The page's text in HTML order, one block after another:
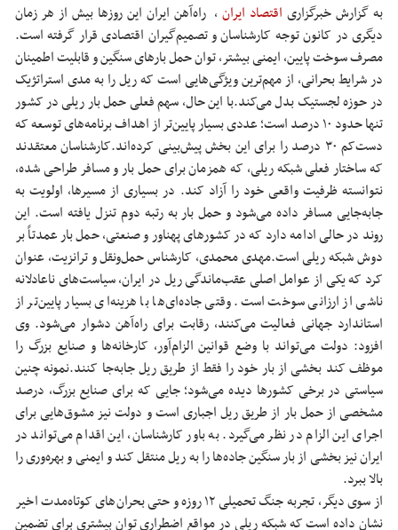
به گزارش خبرگزاریاقتصاد ایران ،راه‌آهن ایران این روزها بیش از هر زمان
دیگری در کانون توجه کارشناسان و تصمیم‌گیران اقتصادی قرار گرفته است.
مصرف سوخت پایین، ایمنی بیشتر، توان حمل بارهای سنگین و قابلیت اطمینان
در شرایط بحرانی، از مهم‌ترین ویژگی‌هایی است که ریل را به مدی استراتژیک
در حوزه لجستیک بدل می‌کند.با این حال، سهم فعلی حمل بار ریلی در کشور
تنها حدود ۱۰ درصد است؛ عددی بسیار پایین‌تر از اهداف برنامه‌های توسعه که
دست‌کم ۳۰ درصد را برای این بخش پیش‌بینی کرده‌اند.
کارشناسان معتقدند
که ساختار فعلی شبکه ریلی، که همزمان برای حمل بار و مسافر طراحی شده،
نتوانسته ظرفیت واقعی خود را آزاد کند. در بسیاری از مسیرها، اولویت به
جابه‌جایی مسافر داده می‌شود و حمل بار به رتبه دوم تنزل یافته است. این
روند در حالی ادامه دارد که در کشورهای پهناور و صنعتی، حمل بار عمدتاً بر
دوش شبکه ریلی است.مهدی محمدی، کارشناس حمل‌ونقل و ترانزیت، عنوان
کرد که یکی از عوامل اصلی عقب‌ماندگی ریل در ایران، سیاست‌های ناعادلانه
ناشی از ارزانی سوخت است. وقتی جاده‌ای‌ها با هزینه‌ای بسیار پایین‌تر از
استاندارد جهانی فعالیت می‌کنند، رقابت برای راه‌آهن دشوار می‌شود. وی
افزود: دولت می‌تواند با وضع قوانین الزام‌آور، کارخانه‌ها و صنایع بزرگ را
موظف کند بخشی از بار خود را فقط از طریق ریل جابه‌جا کنند.نمونه چنین
سیاستی در برخی کشورها دیده می‌شود؛ جایی که برای صنایع بزرگ، درصد
مشخصی از حمل بار از طریق ریل اجباری است و دولت نیز مشوق‌هایی برای
اجرای این الزام در نظر می‌گیرد. به باور کارشناسان، این اقدام می‌تواند در
ایران نیز بخشی از بار سنگین جاده‌ها را به ریل منتقل کند و ایمنی و بهره‌وری را
بالا ببرد.
از سوی دیگر، تجربه جنگ تحمیلی ۱۲ روزه و حتی بحران‌های کوتاه‌مدت اخیر
نشان داده است که شبکه ریلی در مواقع اضطراری توان بیشتری برای تضمین